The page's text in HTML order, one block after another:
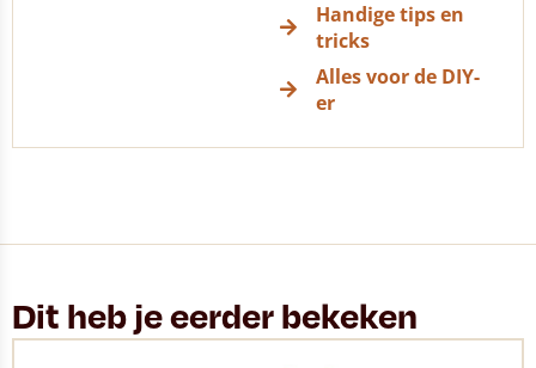
Handige tips en
tricks
Alles voor de DIY-
er
Dit heb je eerder bekeken